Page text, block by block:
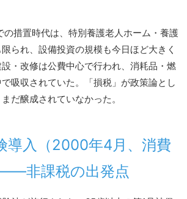
の措置時代は、特別養護老人ホーム・養護
られ、設備投資の規模も今日ほど大きく
・改修は公費中心で行われ、消耗品・燃
吸収されていた。「損税」が政策論とし
だ醸成されていなかった。
導入（2000年4月、消費
非課税の出発点